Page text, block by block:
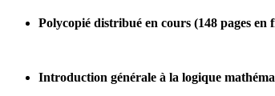
Polycopié distribué en cours (148 pages en
Introduction générale à la logique